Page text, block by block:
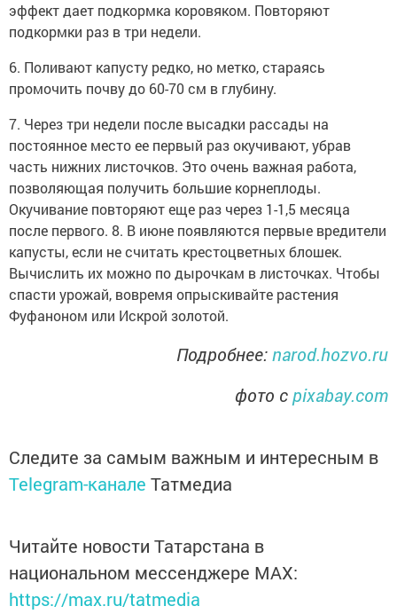
эффект дает подкормка коровяком. Повторяют
подкормки раз в три недели.
6. Поливают капусту редко, но метко, стараясь
промочить почву до 60-70 см в глубину.
7. Через три недели после высадки рассады на
постоянное место ее первый раз окучивают, убрав
часть нижних листочков. Это очень важная работа,
позволяющая получить большие корнеплоды.
Окучивание повторяют еще раз через 1-1,5 месяца
после первого. 8. В июне появляются первые вредители
капусты, если не считать крестоцветных блошек.
Вычислить их можно по дырочкам в листочках. Чтобы
спасти урожай, вовремя опрыскивайте растения
Фуфаноном или Искрой золотой.
Подробнее:narod.hozvo.ru
фото сpixabay.com
Следите за самым важным и интересным в
Telegram-канале Татмедиа
Читайте новости Татарстана в
национальном мессенджере MАХ:
https://max.ru/tatmedia